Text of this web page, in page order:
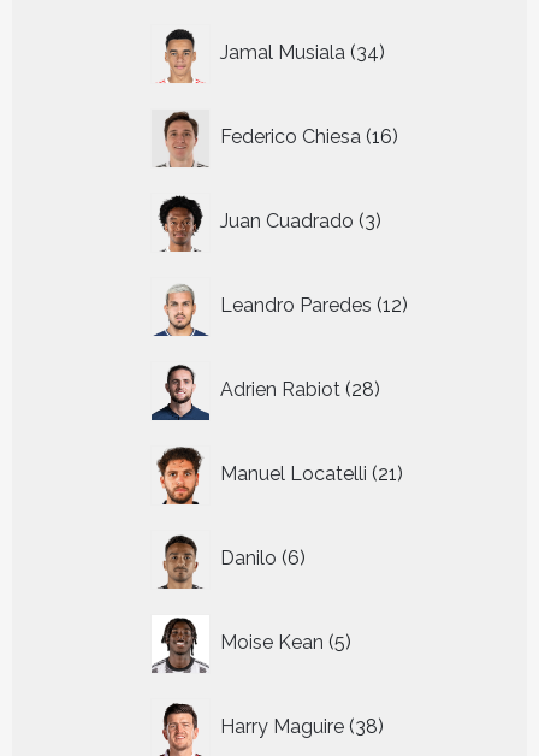
Jamal Musiala 34
producten
Federico Chiesa 16
producten
Juan Cuadrado 3
producten
Leandro Paredes 12
producten
Adrien Rabiot 28
producten
Manuel Locatelli 21
producten
Danilo 6
producten
Moise Kean 5
producten
Harry Maguire 38
producten